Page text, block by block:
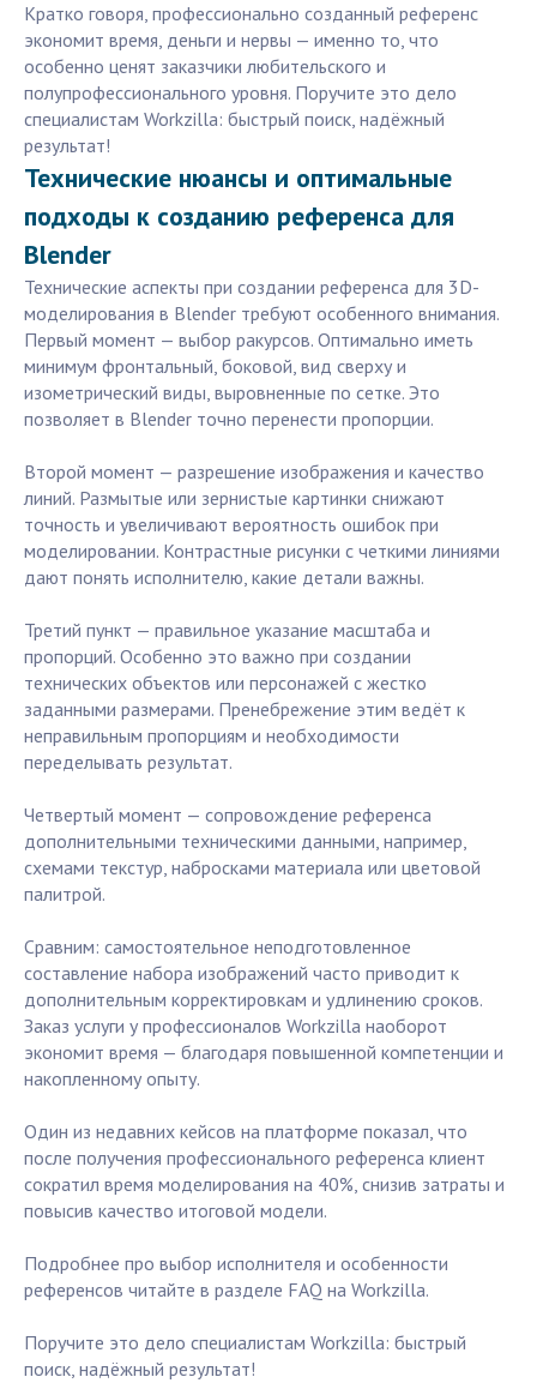
Кратко говоря, профессионально созданный референс
экономит время, деньги и нервы — именно то, что
особенно ценят заказчики любительского и
полупрофессионального уровня. Поручите это дело
специалистам Workzilla: быстрый поиск, надёжный
результат!
Технические нюансы и оптимальные
подходы к созданию референса для
Blender
Технические аспекты при создании референса для 3D-
моделирования в Blender требуют особенного внимания.
Первый момент — выбор ракурсов. Оптимально иметь
минимум фронтальный, боковой, вид сверху и
изометрический виды, выровненные по сетке. Это
позволяет в Blender точно перенести пропорции.
Второй момент — разрешение изображения и качество
линий. Размытые или зернистые картинки снижают
точность и увеличивают вероятность ошибок при
моделировании. Контрастные рисунки с четкими линиями
дают понять исполнителю, какие детали важны.
Третий пункт — правильное указание масштаба и
пропорций. Особенно это важно при создании
технических объектов или персонажей с жестко
заданными размерами. Пренебрежение этим ведёт к
неправильным пропорциям и необходимости
переделывать результат.
Четвертый момент — сопровождение референса
дополнительными техническими данными, например,
схемами текстур, набросками материала или цветовой
палитрой.
Сравним: самостоятельное неподготовленное
составление набора изображений часто приводит к
дополнительным корректировкам и удлинению сроков.
Заказ услуги у профессионалов Workzilla наоборот
экономит время — благодаря повышенной компетенции и
накопленному опыту.
Один из недавних кейсов на платформе показал, что
после получения профессионального референса клиент
сократил время моделирования на 40%, снизив затраты и
повысив качество итоговой модели.
Подробнее про выбор исполнителя и особенности
референсов читайте в разделе FAQ на Workzilla.
Поручите это дело специалистам Workzilla: быстрый
поиск, надёжный результат!